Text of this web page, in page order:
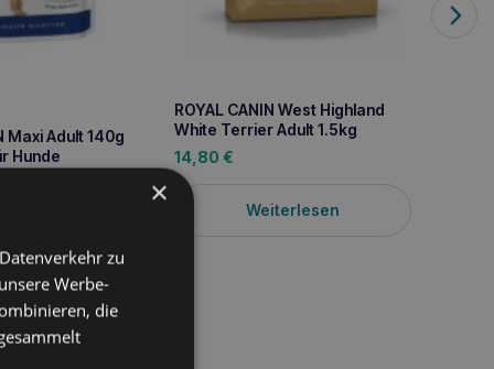
Maxi Adult 140g
Hunde
ROYAL CANIN West Highland
White Terrier Adult 1.5kg
14,80 €
Weiterlesen
×
zu
Werbe-
die